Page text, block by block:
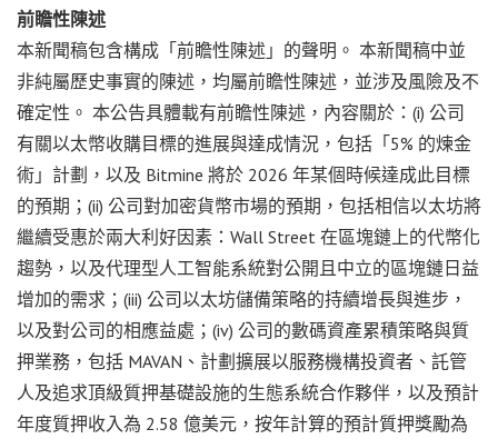
前瞻性陳述
本新聞稿包含構成「前瞻性陳述」的聲明。 本新聞稿中並
非純屬歷史事實的陳述，均屬前瞻性陳述，並涉及風險及不
確定性。 本公告具體載有前瞻性陳述，內容關於：(i) 公司
有關以太幣收購目標的進展與達成情況，包括「5% 的煉金
術」計劃，以及 Bitmine 將於 2026 年某個時候達成此目標
的預期；(ii) 公司對加密貨幣市場的預期，包括相信以太坊將
繼續受惠於兩大利好因素：Wall Street 在區塊鏈上的代幣化
趨勢，以及代理型人工智能系統對公開且中立的區塊鏈日益
增加的需求；(iii) 公司以太坊儲備策略的持續增長與進步，
以及對公司的相應益處；(iv) 公司的數碼資產累積策略與質
押業務，包括 MAVAN、計劃擴展以服務機構投資者、託管
人及追求頂級質押基礎設施的生態系統合作夥伴，以及預計
年度質押收入為 2.58 億美元，按年計算的預計質押獎勵為